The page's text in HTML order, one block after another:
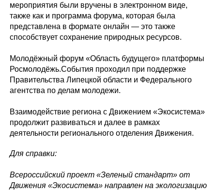
мероприятия были вручены в электронном виде,
также как и программа форума, которая была
представлена в формате онлайн — это также
способствует сохранение природных ресурсов.
Молодёжный форум «Область будущего» платформы
Росмолодёжь.События проходил при поддержке
Правительства Липецкой области и Федерального
агентства по делам молодежи.
Взаимодействие региона с Движением «Экосистема»
продолжит развиваться и далее в рамках
деятельности регионального отделения Движения.
Для справки:
Всероссийский проект «Зеленый стандарт» от
Движения «Экосистема» направлен на экологизацию